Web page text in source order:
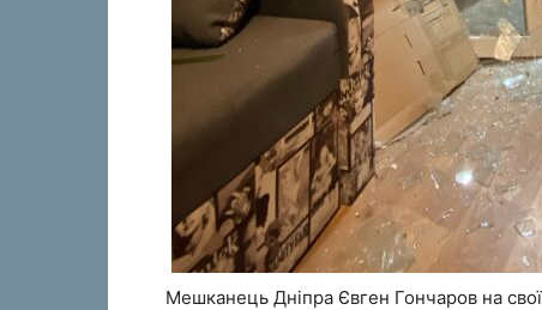
Мешканець Дніпра Євген Гончаров на